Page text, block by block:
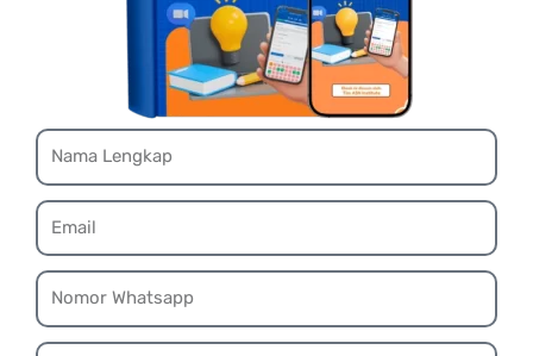
Name
Email
Whatsapp